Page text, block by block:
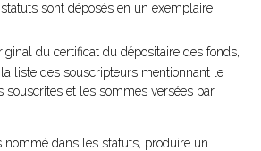
sont déposés en un exemplaire
du certificat du dépositaire des fonds,
liste des souscripteurs mentionnant le
souscrites et les sommes versées par
nommé dans les statuts, produire un